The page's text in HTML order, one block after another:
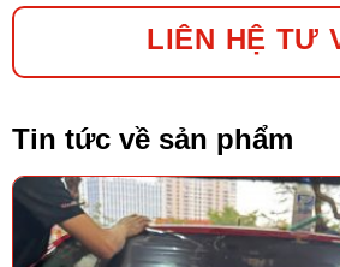
LIÊN HỆ TƯ
Tin tức về sản phẩm